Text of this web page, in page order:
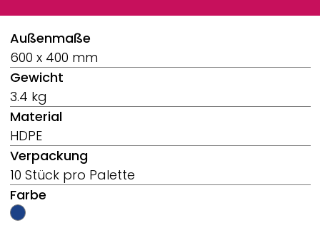
Breadcrumb
Außenmaße
600 x 400 mm
Gewicht
3.4 kg
Material
HDPE
Verpackung
10 Stück pro Palette
Farbe